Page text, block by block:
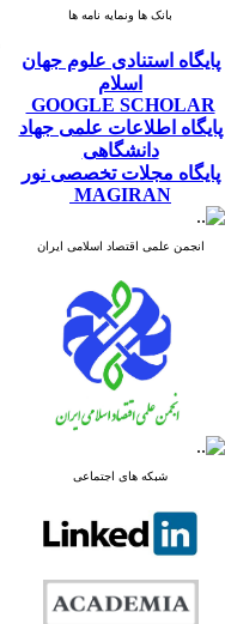
بانک ها ونمایه نامه ها
پایگاه استنادی علوم جهان
اسلام
GOOGLE SCHOLAR
پایگاه اطلاعات علمی جهاد
دانشگاهی
پایگاه مجلات تخصصی نور
MAGIRAN
انجمن علمی اقتصاد اسلامی ایران
شبکه های اجتماعی